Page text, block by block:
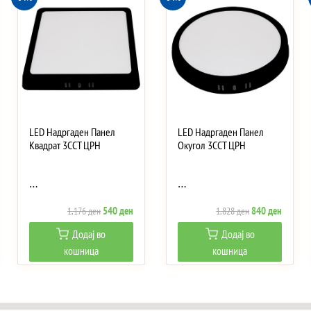
LED Надргаден Панел
Квадрат 3CCT ЦРН
…
1,176ден Original
price
was:
540ден
price
Додај во
кошница
LED Надргаден Панел
Окугол 3CCT ЦРН
…
1,828денOriginal
price
was:
840ден
price
Додај во
кошница